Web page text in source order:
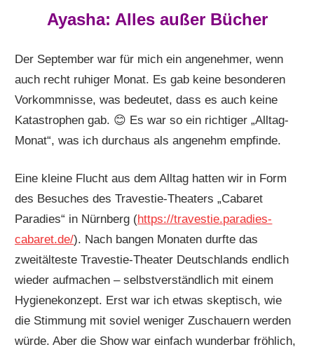
Ayasha: Alles außer Bücher
Der September war für mich ein angenehmer, wenn
auch recht ruhiger Monat. Es gab keine besonderen
Vorkommnisse, was bedeutet, dass es auch keine
Katastrophen gab. 😊 Es war so ein richtiger „Alltag-
Monat“, was ich durchaus als angenehm empfinde.
Eine kleine Flucht aus dem Alltag hatten wir in Form
des Besuches des Travestie-Theaters „Cabaret
Paradies“ in Nürnberg (https://travestie.paradies-
cabaret.de/). Nach bangen Monaten durfte das
zweitälteste Travestie-Theater Deutschlands endlich
wieder aufmachen – selbstverständlich mit einem
Hygienekonzept. Erst war ich etwas skeptisch, wie
die Stimmung mit soviel weniger Zuschauern werden
würde. Aber die Show war einfach wunderbar fröhlich,